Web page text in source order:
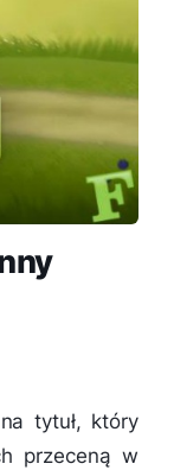
tytuł, który
przeceną w